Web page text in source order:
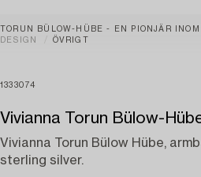
TORUN BÜLOW-HÜBE - EN PIONJÄR
DESIGN
ÖVRIGT
1333074
Vivianna Torun Bülow-
Vivianna Torun Bülow Hübe,
sterling silver.